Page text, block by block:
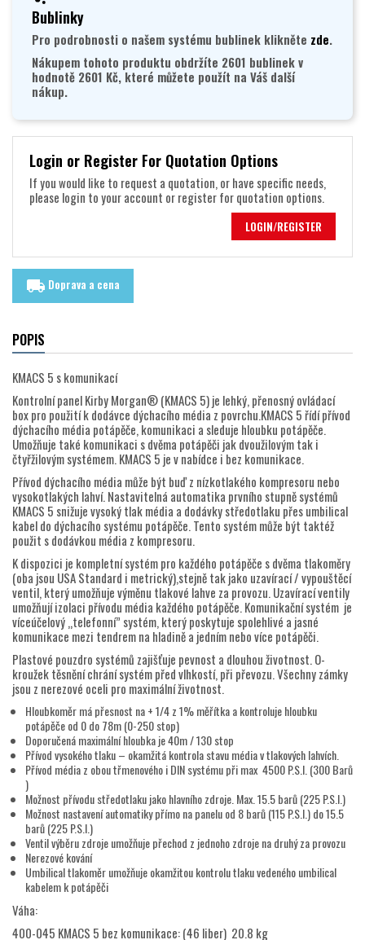
Bublinky
Pro podrobnosti o našem systému bublinek klikněte zde.
Nákupem tohoto produktu obdržíte 2601 bublinek v
hodnotě 2601 Kč, které můžete použít na Váš další
nákup.
Login or Register For Quotation Options
If you would like to request a quotation, or have specific needs,
please login to your account or register for quotation options.
LOGIN/REGISTER
local_shipping Doprava a cena
POPIS
KMACS 5 s komunikací
Kontrolní panel Kirby Morgan® (KMACS 5) je lehký, přenosný ovládací
box pro použití k dodávce dýchacího média z povrchu.KMACS 5 řídí přívod
dýchacího média potápěče, komunikaci a sleduje hloubku potápěče.
Umožňuje také komunikaci s dvěma potápěči jak dvoužilovým tak i
čtyřžilovým systémem. KMACS 5 je v nabídce i bez komunikace.
Přívod dýchacího média může být buď z nízkotlakého kompresoru nebo
vysokotlakých lahví. Nastavitelná automatika prvního stupně systémů
KMACS 5 snižuje vysoký tlak média a dodávky středotlaku přes umbilical
kabel do dýchacího systému potápěče. Tento systém může být taktéž
použit s dodávkou média z kompresoru.
K dispozici je kompletní systém pro každého potápěče s dvěma tlakoměry
(oba jsou USA Standard i metrický),stejně tak jako uzavírací / vypouštěcí
ventil, který umožňuje výměnu tlakové lahve za provozu. Uzavírací ventily
umožňují izolaci přívodu média každého potápěče. Komunikační systém je
víceúčelový „telefonní” systém, který poskytuje spolehlivé a jasné
komunikace mezi tendrem na hladině a jedním nebo více potápěči.
Plastové pouzdro systémů zajišťuje pevnost a dlouhou životnost. O-
kroužek těsnění chrání systém před vlhkostí, při převozu. Všechny zámky
jsou z nerezové oceli pro maximální životnost.
Hloubkoměr má přesnost na + 1/4 z 1% měřítka a kontroluje hloubku
potápěče od 0 do 78m (0-250 stop)
Doporučená maximální hloubka je 40m / 130 stop
Přívod vysokého tlaku – okamžitá kontrola stavu média v tlakových lahvích.
Přívod média z obou třmenového i DIN systému při max 4500 P.S.I. (300 Barů
)
Možnost přívodu středotlaku jako hlavního zdroje. Max. 15.5 barů (225 P.S.I.)
Možnost nastavení automatiky přímo na panelu od 8 barů (115 P.S.I.) do 15.5
barů (225 P.S.I.)
Ventil výběru zdroje umožňuje přechod z jednoho zdroje na druhý za provozu
Nerezové kování
Umbilical tlakoměr umožňuje okamžitou kontrolu tlaku vedeného umbilical
kabelem k potápěči
Váha:
400-045 KMACS 5 bez komunikace: (46 liber) 20.8 kg